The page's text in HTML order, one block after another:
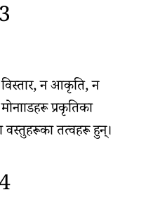
विस्तार, नआकृति, न
मोनााडहरू प्रकृतिका
वस्तुहरूका तत्वहरूहुन्।